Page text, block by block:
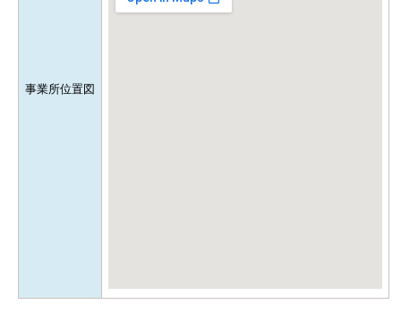
事業所位置図